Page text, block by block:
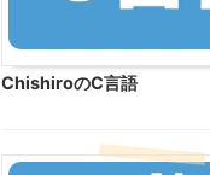
ChishiroのC言語